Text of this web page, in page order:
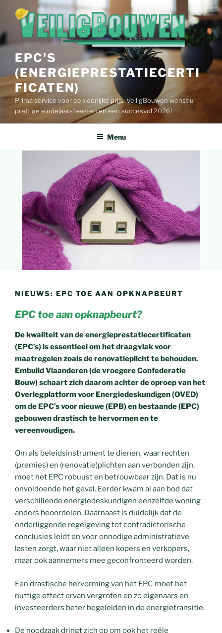
de
inhoud
EPC'S
(ENERGIEPRESTATIECERTI
FICATEN)
Prima service voor een eerlijke prijs. VeiligBouwen wenst u
prettige eindejaarsfeesten en een succesvol 2026!
Menu
NIEUWS: EPC TOE AAN OPKNAPBEURT
EPC toe aan opknapbeurt?
De kwaliteit van de energieprestatiecertificaten
(EPC’s) is essentieel om het draagvlak voor
maatregelen zoals de renovatieplicht te behouden.
Embuild Vlaanderen (de vroegere Confederatie
Bouw) schaart zich daarom achter de oproep van het
Overlegplatform voor Energiedeskundigen (OVED)
om de EPC’s voor nieuwe (EPB) en bestaande (EPC)
gebouwen drastisch te hervormen en te
vereenvoudigen.
Om als beleidsinstrument te dienen, waar rechten
(premies) en (renovatie)plichten aan verbonden zijn,
moet het EPC robuust en betrouwbaar zijn. Dat is nu
onvoldoende het geval. Eerder kwam al aan bod dat
verschillende energiedeskundigen eenzelfde woning
anders beoordelen. Daarnaast is duidelijk dat de
onderliggende regelgeving tot contradictorische
conclusies leidt en voor onnodige administratieve
lasten zorgt, waar niet alleen kopers en verkopers,
maar ook aannemers mee geconfronteerd worden.
Een drastische hervorming van het EPC moet het
nuttige effect ervan vergroten en zo eigenaars en
investeerders beter begeleiden in de energietransitie.
De noodzaak dringt zich op om ook het reële